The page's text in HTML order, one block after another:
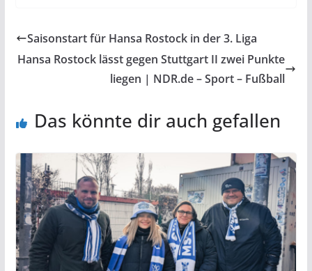
Saisonstart für Hansa Rostock in der 3. Liga
Hansa Rostock lässt gegen Stuttgart II zwei Punkte
liegen | NDR.de – Sport – Fußball
Das könnte dir auch gefallen